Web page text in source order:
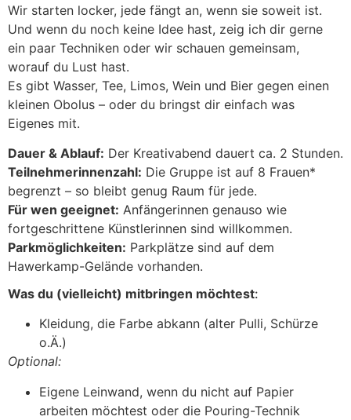
Wir starten locker, jede fängt an, wenn sie soweit ist.
Und wenn du noch keine Idee hast, zeig ich dir gerne
ein paar Techniken oder wir schauen gemeinsam,
worauf du Lust hast.
Es gibt Wasser, Tee, Limos, Wein und Bier gegen einen
kleinen Obolus – oder du bringst dir einfach was
Eigenes mit.
Dauer & Ablauf: Der Kreativabend dauert ca. 2 Stunden.
Teilnehmerinnenzahl: Die Gruppe ist auf 8 Frauen*
begrenzt – so bleibt genug Raum für jede.
Für wen geeignet: Anfängerinnen genauso wie
fortgeschrittene Künstlerinnen sind willkommen.
Parkmöglichkeiten: Parkplätze sind auf dem
Hawerkamp-Gelände vorhanden.
Was du (vielleicht) mitbringen möchtest:
Kleidung, die Farbe abkann (alter Pulli, Schürze
o.Ä.)
Optional:
Eigene Leinwand, wenn du nicht auf Papier
arbeiten möchtest oder die Pouring-Technik